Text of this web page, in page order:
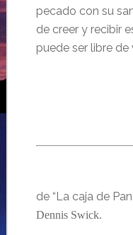
pecado con su
de creer y recibir
puede ser libre de
de “La caja de
Dennis Swick.